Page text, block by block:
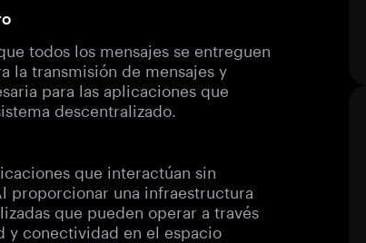
todos los mensajes se entreguen
la transmisión de mensajes y
para las aplicaciones que
descentralizado.
que interactúan sin
proporcionar una infraestructura
que pueden operar a través
y conectividad en el espacio